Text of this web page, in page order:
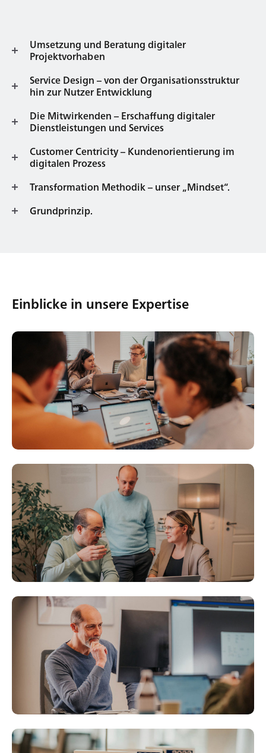
Umsetzung und Beratung digitaler
Projektvorhaben
Service Design – von der Organisationsstruktur
hin zur Nutzer Entwicklung
Die Mitwirkenden – Erschaffung digitaler
Dienstleistungen und Services
Customer Centricity – Kundenorientierung im
digitalen Prozess
Transformation Methodik – unser „Mindset“.
Grundprinzip.
Einblicke in unsere Expertise